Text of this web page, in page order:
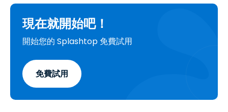
現在就開始吧！
開始您的 Splashtop 免費試用
免費試用